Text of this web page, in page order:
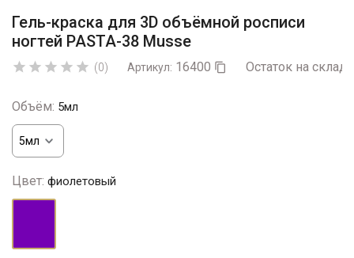
Гель-краска для 3D объёмной росписи
ногтей PASTA-38 Musse
     (0) Артикул: 16400  Остаток на
Объём: 5мл
Цвет: фиолетовый